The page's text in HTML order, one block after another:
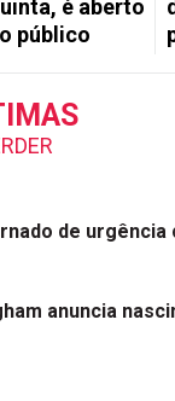
é aberto
público
de
anuncia